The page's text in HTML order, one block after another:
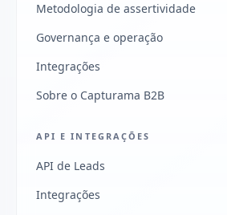
Metodologia de assertividade
Governança e operação
Integrações
Sobre o Capturama B2B
API E INTEGRAÇÕES
API de Leads
Integrações